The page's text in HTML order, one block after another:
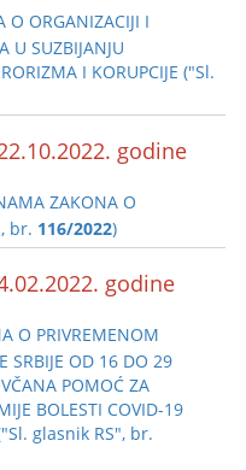
ORGANIZACIJI I
U SUZBIJANJU
I KORUPCIJE ("Sl.
godine
ZAKONA O
br. 116/2022)
godine
O PRIVREMENOM
SRBIJE OD 16 DO 29
POMOĆ ZA
BOLESTI COVID-19
glasnik RS", br.